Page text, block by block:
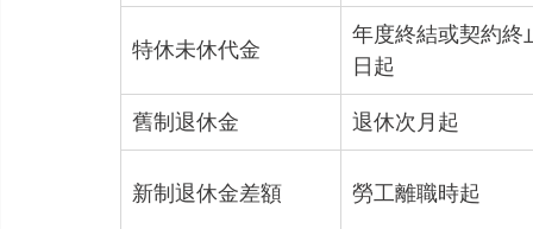
特休未休代金
年度終結或契約終
日起
舊制退休金 退休次月起
新制退休金差額 勞工離職時起